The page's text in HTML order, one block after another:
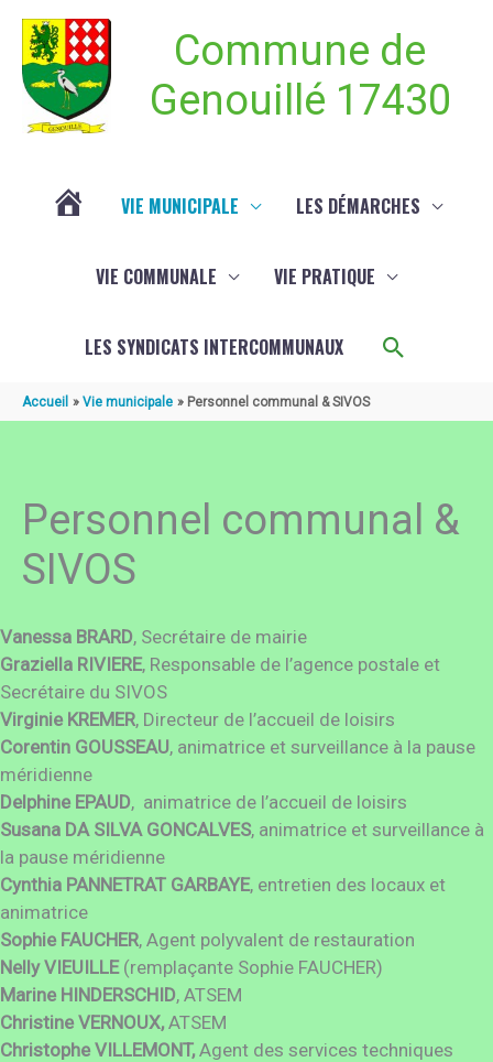
Commune de
Genouillé 17430
VIE MUNICIPALE LES DÉMARCHES
VIE COMMUNALE VIE PRATIQUE
LES SYNDICATS INTERCOMMUNAUX
Accueil Vie municipale Personnel communal & SIVOS
Personnel communal &
SIVOS
Vanessa BRARD, Secrétaire de mairie
Graziella RIVIERE, Responsable de l’agence postale et
Secrétaire du SIVOS
Virginie KREMER, Directeur de l’accueil de loisirs
Corentin GOUSSEAU, animatrice et surveillance à la pause
méridienne
Delphine EPAUD, animatrice de l’accueil de loisirs
Susana DA SILVA GONCALVES, animatrice et surveillance à
la pause méridienne
Cynthia PANNETRAT GARBAYE, entretien des locaux et
animatrice
Sophie FAUCHER, Agent polyvalent de restauration
Nelly VIEUILLE(remplaçante Sophie FAUCHER)
Marine HINDERSCHID, ATSEM
Christine VERNOUX,ATSEM
Christophe VILLEMONT,Agent des services techniques